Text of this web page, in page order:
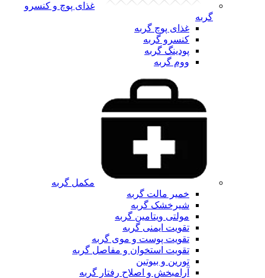
غذای پوچ و کنسرو
گربه
غذای پوچ گربه
کنسرو گربه
پودینگ گربه
ووم گربه
مکمل گربه
خمیر مالت گربه
شیرخشک گربه
مولتی ویتامین گربه
تقویت ایمنی گربه
تقویت پوست و موی گربه
تقویت استخوان و مفاصل گربه
تورین و بیوتین
آرامبخش و اصلاح رفتار گربه